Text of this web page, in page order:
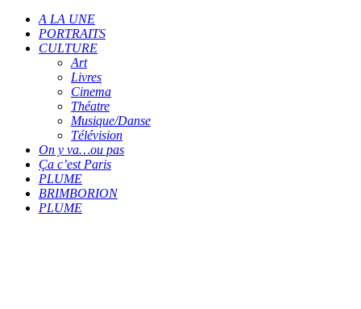
A LA UNE
PORTRAITS
CULTURE
Art
Livres
Cinema
Théatre
Musique/Danse
Télévision
On y va…ou pas
Ça c’est Paris
PLUME
BRIMBORION
PLUME